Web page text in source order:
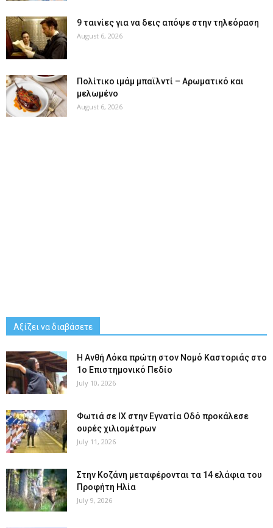
9 ταινίες για να δεις απόψε στην τηλεόραση
August 6, 2026
Πολίτικο ιμάμ μπαϊλντί – Αρωματικό και
μελωμένο
August 6, 2026
Αξίζει να διαβάσετε
Η Ανθή Λόκα πρώτη στον Νομό Καστοριάς στο
1ο Επιστημονικό Πεδίο
July 10, 2026
Φωτιά σε ΙΧ στην Εγνατία Οδό προκάλεσε
ουρές χιλιομέτρων
July 11, 2026
Στην Κοζάνη μεταφέρονται τα 14 ελάφια του
Προφήτη Ηλία
July 9, 2026